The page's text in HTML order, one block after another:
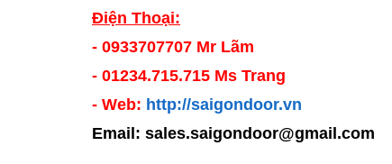
Điện Thoại:
- 0933707707 Mr Lãm
- 01234.715.715 Ms Trang
- Web: http://saigondoor.vn
Email: sales.saigondoor@gmail.com